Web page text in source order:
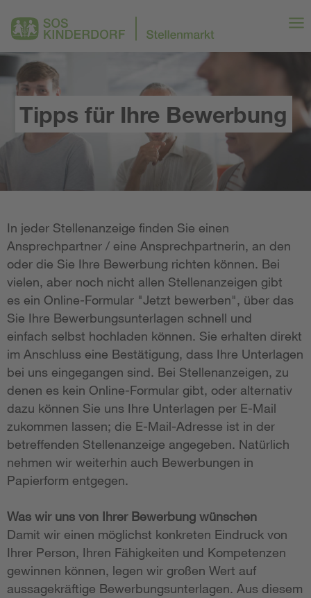
Tipps für Ihre Bewerbung
In jeder Stellenanzeige finden Sie einen
Ansprechpartner / eine Ansprechpartnerin, an den
oder die Sie Ihre Bewerbung richten können. Bei
vielen, aber noch nicht allen Stellenanzeigen gibt
es ein Online-Formular "Jetzt bewerben", über das
Sie Ihre Bewerbungsunterlagen schnell und
einfach selbst hochladen können. Sie erhalten direkt
im Anschluss eine Bestätigung, dass Ihre Unterlagen
bei uns eingegangen sind. Bei Stellenanzeigen, zu
denen es kein Online-Formular gibt, oder alternativ
dazu können Sie uns Ihre Unterlagen per E-Mail
zukommen lassen; die E-Mail-Adresse ist in der
betreffenden Stellenanzeige angegeben. Natürlich
nehmen wir weiterhin auch Bewerbungen in
Papierform entgegen.
Was wir uns von Ihrer Bewerbung wünschen
Damit wir einen möglichst konkreten Eindruck von
Ihrer Person, Ihren Fähigkeiten und Kompetenzen
gewinnen können, legen wir großen Wert auf
aussagekräftige Bewerbungsunterlagen. Aus diesem